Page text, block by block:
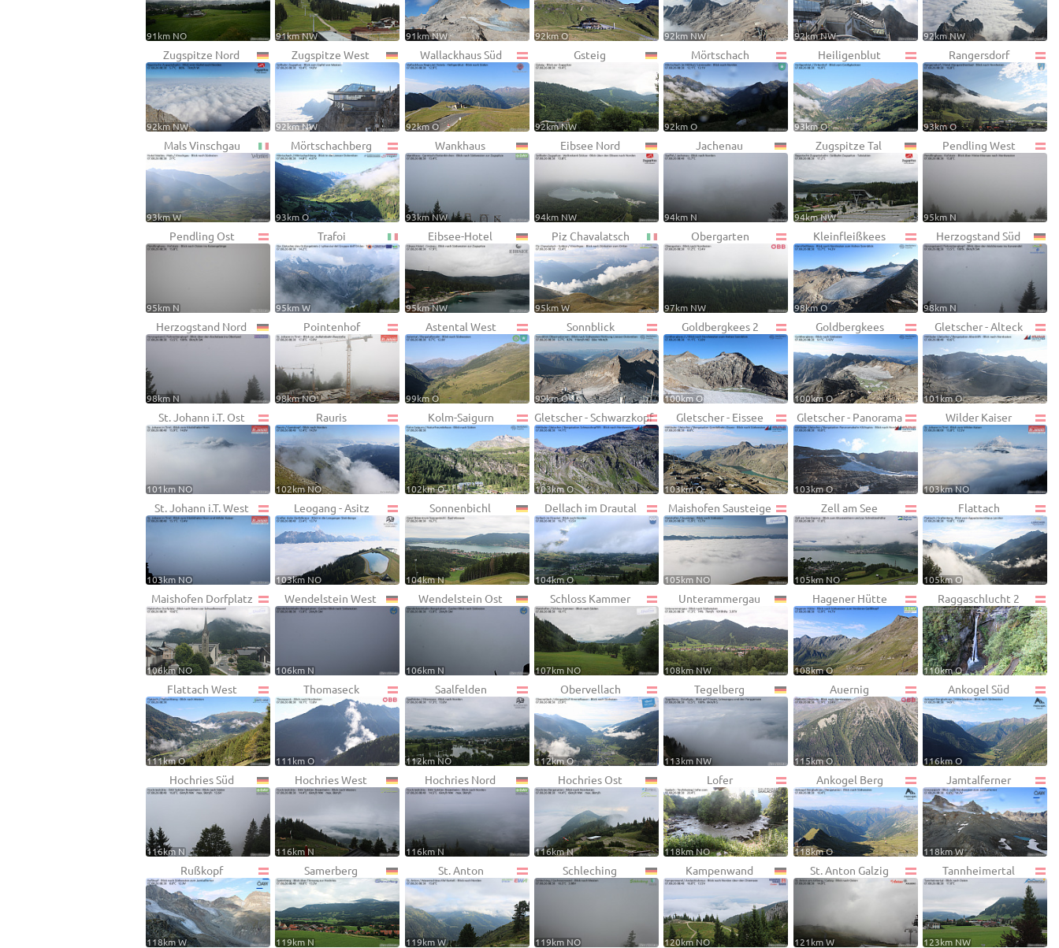
91km NO 91km NW 91km NW 92km O 92km NW 92km NW 92km NW
Zugspitze Nord
92km NW
Zugspitze West
92km NW
Wallackhaus Süd
92km O
Gsteig
92km NW
Mörtschach
92km O
Heiligenblut
93km O
Rangersdorf
93km O
Mals Vinschgau
93km W
Mörtschachberg
93km O
Wankhaus
93km NW
Eibsee Nord
94km NW
Jachenau
94km N
Zugspitze Tal
94km NW
Pendling West
95km N
Pendling Ost
95km N
Trafoi
95km W
Eibsee-Hotel
95km NW
Piz Chavalatsch
95km W
Obergarten
97km NW
Kleinfleißkees
98km O
Herzogstand Süd
98km N
Herzogstand Nord
98km N
Pointenhof
98km NO
Astental West
99km O
Sonnblick
99km O
Goldbergkees 2
100km O
Goldbergkees
100km O
Gletscher - Alteck
101km O
St. Johann i.T. Ost
101km NO
Rauris
102km NO
Kolm-Saigurn
102km O
Gletscher - Schwarzkopf
103km O
Gletscher - Eissee
103km O
Gletscher - Panorama
103km O
Wilder Kaiser
103km NO
St. Johann i.T. West
103km NO
Leogang - Asitz
103km NO
Sonnenbichl
104km N
Dellach im Drautal
104km O
Maishofen Sausteige
105km NO
Zell am See
105km NO
Flattach
105km O
Maishofen Dorfplatz
106km NO
Wendelstein West
106km N
Wendelstein Ost
106km N
Schloss Kammer
107km NO
Unterammergau
108km NW
Hagener Hütte
108km O
Raggaschlucht 2
110km O
Flattach West
111km O
Thomaseck
111km O
Saalfelden
112km NO
Obervellach
112km O
Tegelberg
113km NW
Auernig
115km O
Ankogel Süd
116km O
Hochries Süd
116km N
Hochries West
116km N
Hochries Nord
116km N
Hochries Ost
116km N
Lofer
118km NO
Ankogel Berg
118km O
Jamtalferner
118km W
Rußkopf
118km W
Samerberg
119km N
St. Anton
119km W
Schleching
119km NO
Kampenwand
120km NO
St. Anton Galzig
121km W
Tannheimertal
123km NW